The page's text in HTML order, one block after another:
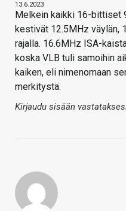
13.6.2023
Melkein kaikki 16-bittiset
kestivät 12.5MHz väylän,
rajalla. 16.6MHz ISA-
koska VLB tuli samoihin
kaiken, eli nimenomaan
merkitystä.
Kirjaudu sisään